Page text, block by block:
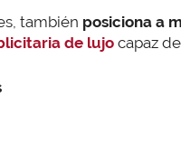
también posiciona a
de lujo capaz